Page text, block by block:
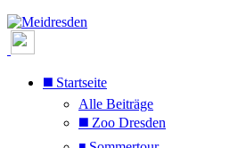
◼️ Startseite
Alle Beiträge
◼️ Zoo Dresden